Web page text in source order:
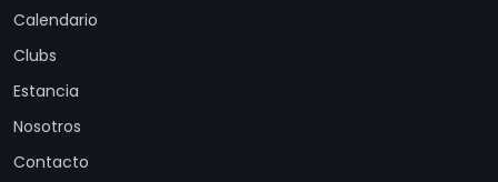
Calendario
Clubs
Estancia
Nosotros
Contacto